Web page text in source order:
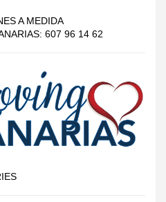
A MEDIDA
607 96 14 62